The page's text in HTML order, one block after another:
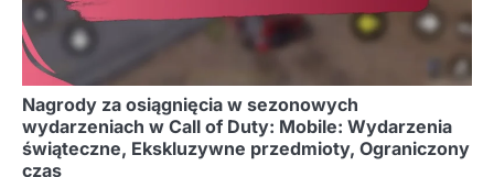
Nagrody za osiągnięcia w sezonowych
wydarzeniach w Call of Duty: Mobile: Wydarzenia
świąteczne, Ekskluzywne przedmioty, Ograniczony
czas